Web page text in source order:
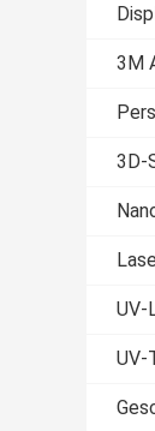
3M
3D-
UV-
UV-